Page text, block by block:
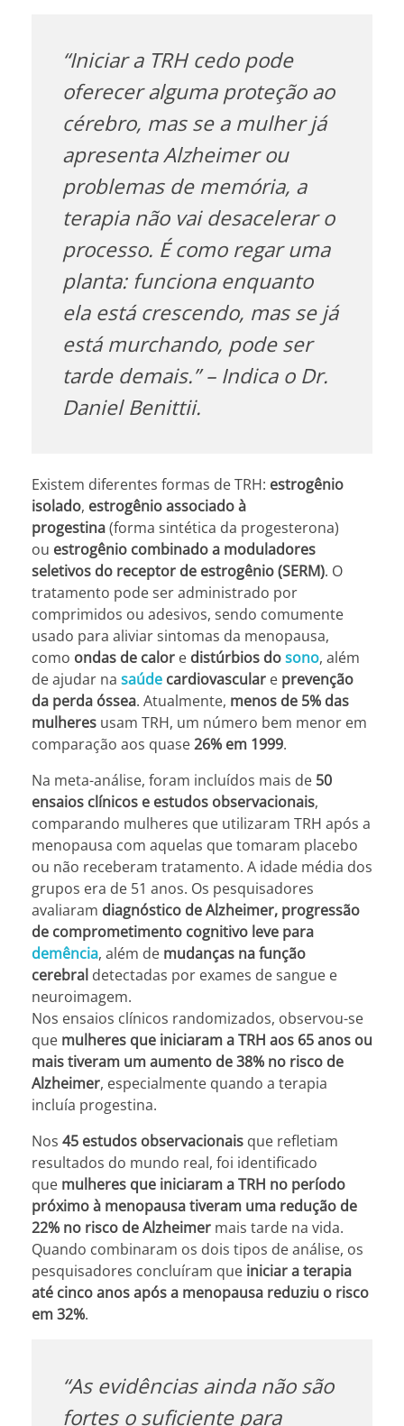
“Iniciar a TRH cedo pode
oferecer alguma proteção ao
cérebro, mas se a mulher já
apresenta Alzheimer ou
problemas de memória, a
terapia não vai desacelerar o
processo. É como regar uma
planta: funciona enquanto
ela está crescendo, mas se já
está murchando, pode ser
tarde demais.” – Indica o Dr.
Daniel Benittii.
Existem diferentes formas de TRH: estrogênio
isolado, estrogênio associado à
progestina(forma sintética da progesterona)
ou estrogênio combinado a moduladores
seletivos do receptor de estrogênio (SERM). O
tratamento pode ser administrado por
comprimidos ou adesivos, sendo comumente
usado para aliviar sintomas da menopausa,
como ondas de calor e distúrbios dosono, além
de ajudar na saúde cardiovascular e prevenção
da perda óssea. Atualmente, menos de 5% das
mulheres usam TRH, um número bem menor em
comparação aos quase26% em 1999.
Na meta-análise, foram incluídos mais de 50
ensaios clínicos e estudos observacionais,
comparando mulheres que utilizaram TRH após a
menopausa com aquelas que tomaram placebo
ou não receberam tratamento. A idade média dos
grupos era de 51 anos. Os pesquisadores
avaliaram diagnóstico de Alzheimer, progressão
de comprometimento cognitivo leve para
demência, além de mudanças na função
cerebral detectadas por exames de sangue e
neuroimagem.
Nos ensaios clínicos randomizados, observou-se
que mulheres que iniciaram a TRH aos 65 anos ou
mais tiveram um aumento de 38% no risco de
Alzheimer, especialmente quando a terapia
incluía progestina.
Nos 45 estudos observacionais que refletiam
resultados do mundo real, foi identificado
que mulheres que iniciaram a TRH no período
próximo à menopausa tiveram uma redução de
22% no risco de Alzheimer mais tarde na vida.
Quando combinaram os dois tipos de análise, os
pesquisadores concluíram que iniciar a terapia
até cinco anos após a menopausa reduziu o risco
em 32%.
“As evidências ainda não são
fortes o suficiente para